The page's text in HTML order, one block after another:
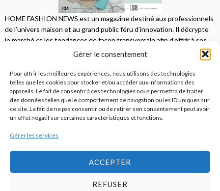
Gérer le consentement
Pour offrir les meilleures expériences, nous utilisons des technologies
telles que les cookies pour stocker et/ou accéder aux informations des
appareils. Le fait de consentir à ces technologies nous permettra de traiter
des données telles que le comportement de navigation ou les ID uniques sur
ce site. Le fait de ne pas consentir ou de retirer son consentement peut avoir
un effet négatif sur certaines caractéristiques et fonctions.
Gérer les services
ACCEPTER
REFUSER
HOME FASHION NEWS est un magazine destiné aux professionnels
de l’univers maison et au grand public féru d’innovation. Il décrypte
le marché et les tendances de façon transversale afin d’offrir à ses
lecteurs une vision complète.
JE M'ABONNE
© 2026Home Fashion News